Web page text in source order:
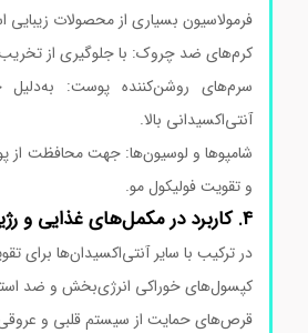
فرمولاسیون بسیاری از محصولات زیبایی
کرم‌های ضد چروک: با جلوگیری از تخریب
سرم‌های روشن‌کننده پوست:
آنتی‌اکسیدانی بالا.
شامپوها و لوسیون‌ها: جهت محافظت از
و تقویت فولیکول مو.
در ترکیب با سایر آنتی‌اکسیدان‌ها برای
کپسول‌های خوراکی انرژی‌بخش و ضد استرس
قرص‌های حمایت از سیستم قلبی و عروقی